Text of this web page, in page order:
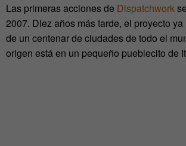
Las primeras acciones de Dispatchwork
2007. Diez años más tarde, el proyecto
de un centenar de ciudades de todo el
origen está en un pequeño pueblecito de